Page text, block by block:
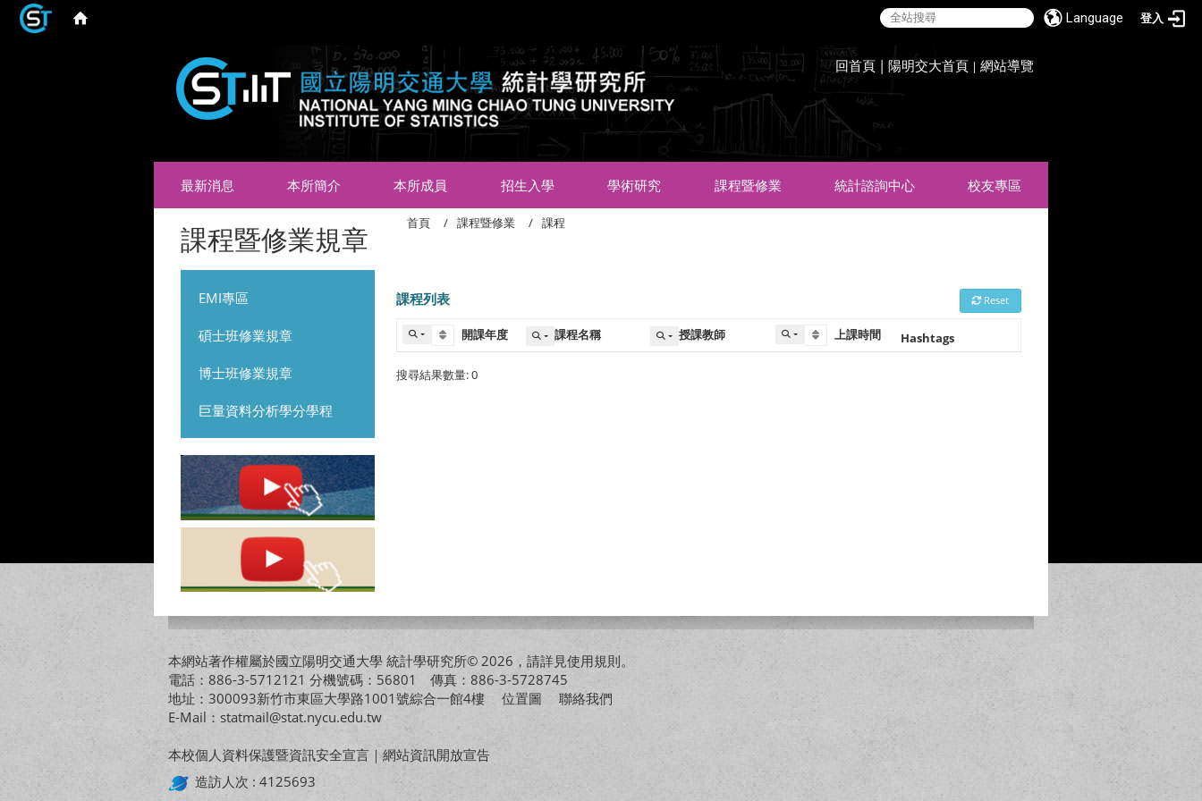
Language 登入
回首頁 | 陽明交大首頁 |網站導覽
最新消息 本所簡介 本所成員 招生入學 學術研究 課程暨修業 統計諮詢中心 校友專區
課程暨修業規章
EMI專區
碩士班修業規章
博士班修業規章
巨量資料分析學分學程
首頁 課程暨修業 課程
課程列表 Reset
開課年度 課程名稱 授課教師 上課時間 Hashtags
搜尋結果數量: 0
本網站著作權屬於國立陽明交通大學 統計學研究所© 2026，請詳見使用規則。
電話：886-3-5712121 分機號碼：56801 傳真：886-3-5728745
地址：300093新竹市東區大學路1001號綜合一館4樓 位置圖
聯絡我們
E-Mail：statmail@stat.nycu.edu.tw
本校個人資料保護暨資訊安全宣言 ｜ 網站資訊開放宣告
造訪人次 : 4125693